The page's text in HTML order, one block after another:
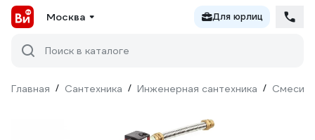
Москва Для юрлиц
Поиск в каталоге
Главная / Сантехника / Инженерная сантехника /